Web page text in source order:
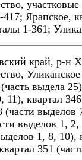
417; Ярапское,
1-361;
край, р-н
выдела
11), квартал
(части
выделов 1,
1, 8, 10),
351